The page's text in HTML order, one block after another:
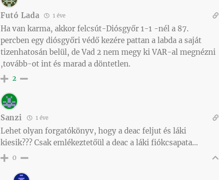
Futó Lada 1 éve
Ha van karma, akkor felcsút-Diósgyőr 1-1 -nél a 87.
percben egy diósgyőri védő kezére pattan a labda a saját
tizenhatosán belül, de Vad 2 nem megy ki VAR-al megnézni
,tovább-ot int és marad a döntetlen.
2
Sanzi 1 éve
Lehet olyan forgatókönyv, hogy a deac feljut és láki
kiesik??? Csak emlékeztetőül a deac a láki fiókcsapata…
0